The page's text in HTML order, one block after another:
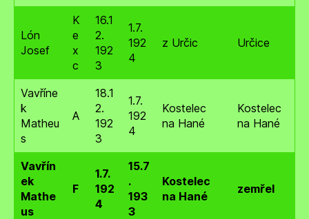
Lón
Josef
K
e
x
c
16.1
2.
192
3
1.7.
192
4
z Určic Určice
Vavříne
k
Matheu
s
A
18.1
2.
192
3
1.7.
192
4
Kostelec
na Hané
Kostelec
na Hané
Vavřín
ek
Mathe
us
F
1.7.
192
4
15.7
.
193
3
Kostelec
na Hané
zemřel